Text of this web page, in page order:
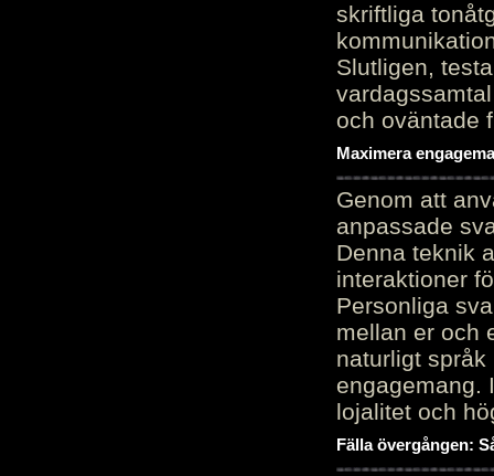
skriftliga
Slutligen,
och oväntade
Maximera
Genom att
anpassade
Denna teknik
interaktioner
Personliga
mellan er och
naturligt
engagemang.
lojalitet och
Fälla övergången: